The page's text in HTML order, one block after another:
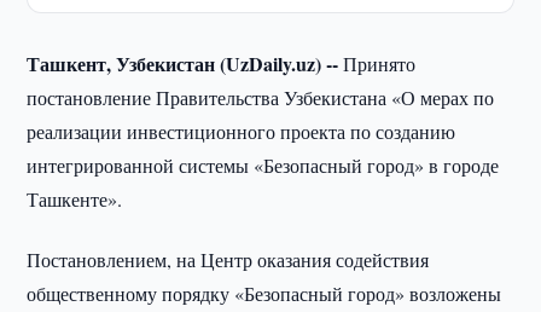
Ташкент, Узбекистан (UzDaily.uz) --Принято
постановление Правительства Узбекистана «О мерах по
реализации инвестиционного проекта по созданию
интегрированной системы «Безопасный город» в городе
Ташкенте».
Постановлением, на Центр оказания содействия
общественному порядку «Безопасный город» возложены